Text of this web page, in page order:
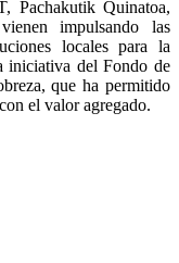
Pachakutik Quinatoa,
impulsando las
locales para la
iniciativa del Fondo de
que ha permitido
el valor agregado.